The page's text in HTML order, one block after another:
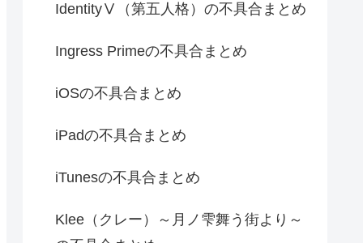
IdentityⅤ（第五人格）の不具合まとめ
Ingress Primeの不具合まとめ
iOSの不具合まとめ
iPadの不具合まとめ
iTunesの不具合まとめ
Klee（クレー）～月ノ雫舞う街より～